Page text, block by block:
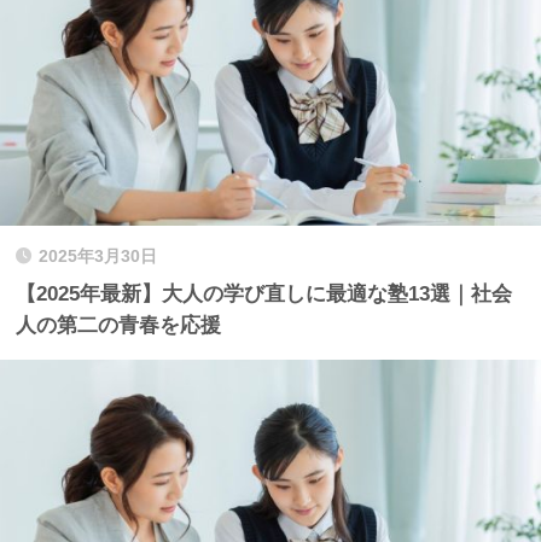
2025年3月30日
【2025年最新】大人の学び直しに最適な塾13選｜社会
人の第二の青春を応援